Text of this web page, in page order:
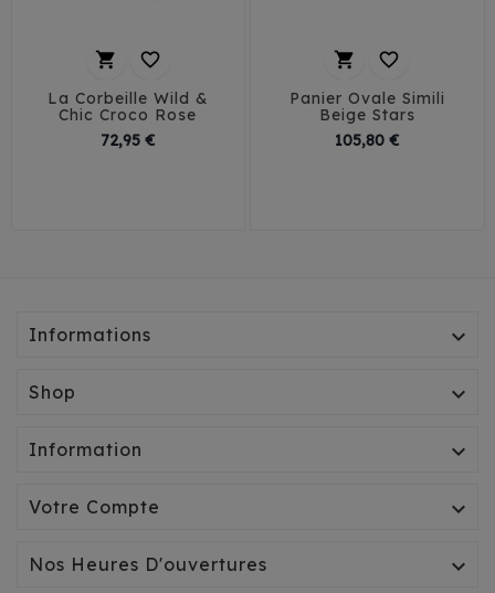
 
La Corbeille Wild &
Chic Croco Rose
T1 - 40 cm
72,95 €Prix
 
Panier Ovale Simili
Beige Stars
105,80 €Prix
Informations 
Shop 
Information 
Votre Compte 
Nos Heures D'ouvertures 